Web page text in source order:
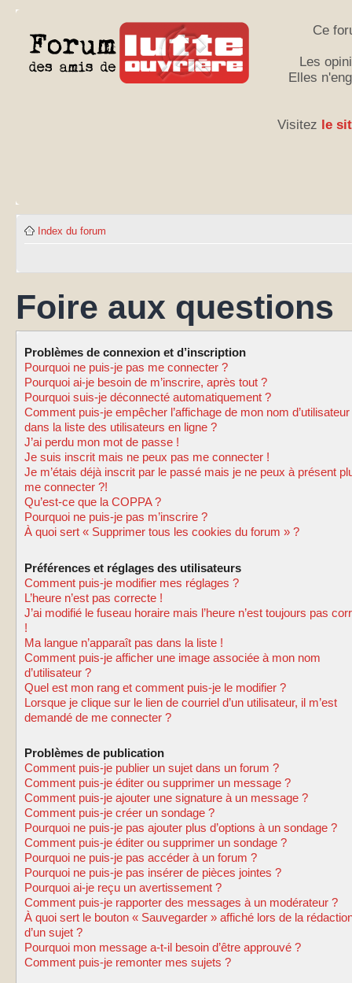
Ce
Les
Elles
Visitez le
Index du forum
Foire aux questions
Problèmes de connexion et d’inscription
Pourquoi ne puis-je pas me connecter ?
Pourquoi ai-je besoin de m’inscrire, après tout ?
Pourquoi suis-je déconnecté automatiquement ?
Comment puis-je empêcher l’affichage de mon nom d’utilisateur
dans la liste des utilisateurs en ligne ?
J’ai perdu mon mot de passe !
Je suis inscrit mais ne peux pas me connecter !
Je m’étais déjà inscrit par le passé mais je ne peux à présent
me connecter ?!
Qu’est-ce que la COPPA ?
Pourquoi ne puis-je pas m’inscrire ?
À quoi sert « Supprimer tous les cookies du forum » ?
Préférences et réglages des utilisateurs
Comment puis-je modifier mes réglages ?
L’heure n’est pas correcte !
J’ai modifié le fuseau horaire mais l’heure n’est toujours pas
!
Ma langue n’apparaît pas dans la liste !
Comment puis-je afficher une image associée à mon nom
d’utilisateur ?
Quel est mon rang et comment puis-je le modifier ?
Lorsque je clique sur le lien de courriel d’un utilisateur, il m’est
demandé de me connecter ?
Problèmes de publication
Comment puis-je publier un sujet dans un forum ?
Comment puis-je éditer ou supprimer un message ?
Comment puis-je ajouter une signature à un message ?
Comment puis-je créer un sondage ?
Pourquoi ne puis-je pas ajouter plus d’options à un sondage ?
Comment puis-je éditer ou supprimer un sondage ?
Pourquoi ne puis-je pas accéder à un forum ?
Pourquoi ne puis-je pas insérer de pièces jointes ?
Pourquoi ai-je reçu un avertissement ?
Comment puis-je rapporter des messages à un modérateur ?
À quoi sert le bouton « Sauvegarder » affiché lors de la
d’un sujet ?
Pourquoi mon message a-t-il besoin d’être approuvé ?
Comment puis-je remonter mes sujets ?